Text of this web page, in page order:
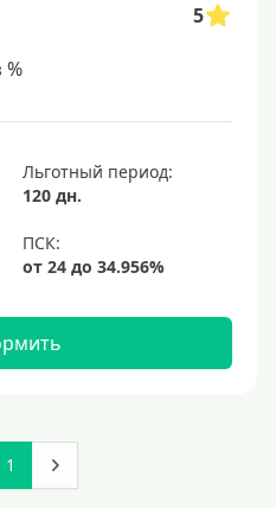
5
%
Льготный период:
120 дн.
1